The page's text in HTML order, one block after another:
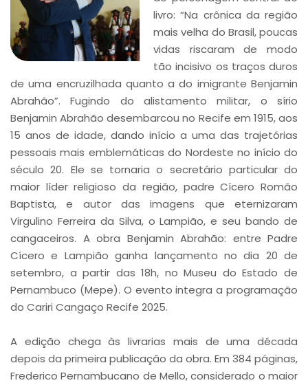
livro: “Na crônica da região
mais velha do Brasil, poucas
vidas riscaram de modo
tão incisivo os traços duros
de uma encruzilhada quanto a do imigrante Benjamin
Abrahão”. Fugindo do alistamento militar, o sírio
Benjamin Abrahão desembarcou no Recife em 1915, aos
15 anos de idade, dando início a uma das trajetórias
pessoais mais emblemáticas do Nordeste no início do
século 20. Ele se tornaria o secretário particular do
maior líder religioso da região, padre Cícero Romão
Baptista, e autor das imagens que eternizaram
Virgulino Ferreira da Silva, o Lampião, e seu bando de
cangaceiros. A obra Benjamin Abrahão: entre Padre
Cícero e Lampião ganha lançamento no dia 20 de
setembro, a partir das 18h, no Museu do Estado de
Pernambuco (Mepe). O evento integra a programação
do Cariri Cangaço Recife 2025.
A edição chega às livrarias mais de uma década
depois da primeira publicação da obra. Em 384 páginas,
Frederico Pernambucano de Mello, considerado o maior